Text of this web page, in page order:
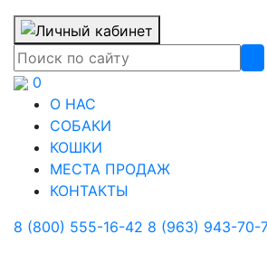
0
О НАС
СОБАКИ
КОШКИ
МЕСТА ПРОДАЖ
КОНТАКТЫ
8 (800) 555-16-42 8 (963) 943-70-